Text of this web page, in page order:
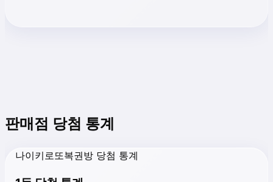
판매점 당첨 통계
나이키로또복권방 당첨 통계